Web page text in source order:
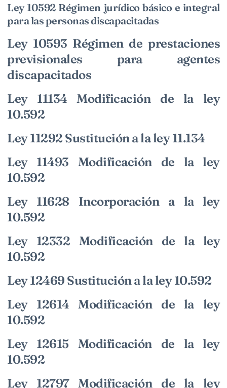
Ley 10592 Régimen jurídico básico e integral
para las personas discapacitadas
Ley 10593 Régimen de prestaciones
previsionales para agentes
discapacitados
Ley 11134 Modificación de la ley
10.592
Ley 11292 Sustitución a la ley 11.134
Ley 11493 Modificación de la ley
10.592
Ley 11628 Incorporación a la ley
10.592
Ley 12332 Modificación de la ley
10.592
Ley 12469 Sustitución a la ley 10.592
Ley 12614 Modificación de la ley
10.592
Ley 12615 Modificación de la ley
10.592
Ley 12797 Modificación de la ley